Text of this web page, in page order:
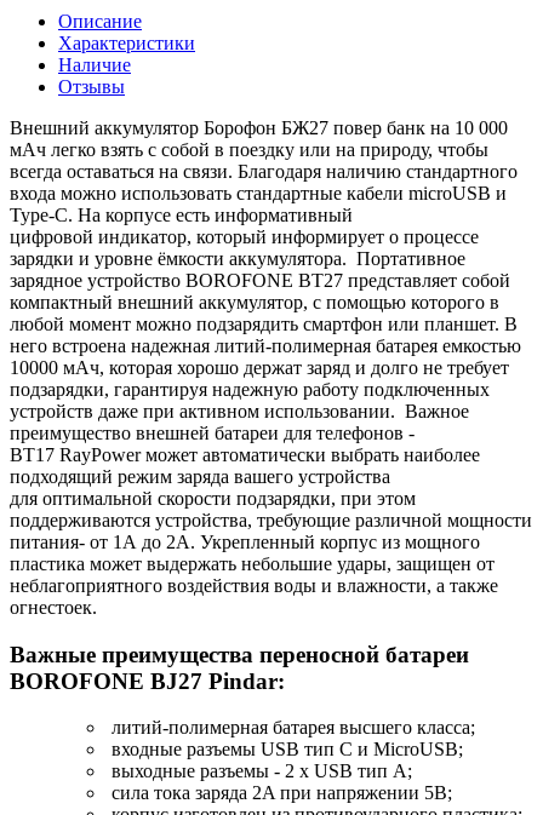
Описание
Характеристики
Наличие
Отзывы
Внешний аккумулятор Борофон БЖ27 повер банк на 10 000
мАч легко взять с собой в поездку или на природу, чтобы
всегда оставаться на связи. Благодаря наличию стандартного
входа можно использовать стандартные кабели microUSB и
Type-C. На корпусе есть информативный
цифровой индикатор, который информирует о процессе
зарядки и уровне ёмкости аккумулятора. Портативное
зарядное устройство BOROFONE BT27 представляет собой
компактный внешний аккумулятор, с помощью которого в
любой момент можно подзарядить смартфон или планшет. В
него встроена надежная литий-полимерная батарея емкостью
10000 мАч, которая хорошо держат заряд и долго не требует
подзарядки, гарантируя надежную работу подключенных
устройств даже при активном использовании. Важное
преимущество внешней батареи для телефонов -
BT17 RayPower может автоматически выбрать наиболее
подходящий режим заряда вашего устройства
для оптимальной скорости подзарядки, при этом
поддерживаются устройства, требующие различной мощности
питания- от 1А до 2А. Укрепленный корпус из мощного
пластика может выдержать небольшие удары, защищен от
неблагоприятного воздействия воды и влажности, а также
огнестоек.
Важные преимущества переносной батареи
BOROFONE BJ27 Pindar:
литий-полимерная батарея высшего класса;
входные разъемы USB тип С и MicroUSB;
выходные разъемы - 2 x USB тип A;
сила тока заряда 2A при напряжении 5В;